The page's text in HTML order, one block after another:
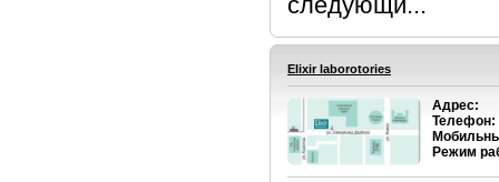
Elixir laborotories
Адрес:
Телефон:
Режим